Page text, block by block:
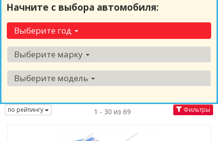
Начните с выбора автомобиля:
Выберите год
Выберите марку
Выберите модель
по рейтингу 1 - 30 из 69 Фильтры